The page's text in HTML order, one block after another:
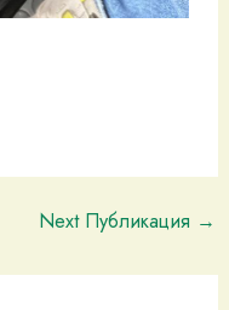
Next Публикация →